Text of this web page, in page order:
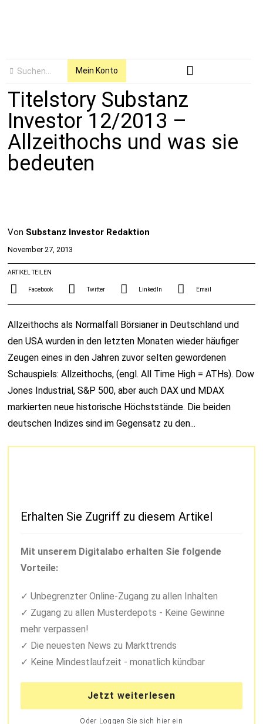
Mein Konto
Titelstory Substanz
Investor 12/2013 –
Allzeithochs und was sie
bedeuten
Von Substanz Investor Redaktion
November 27, 2013
ARTIKEL TEILEN
Facebook Twitter LinkedIn Email
Allzeithochs als Normalfall Börsianer in Deutschland und
den USA wurden in den letzten Monaten wieder häufiger
Zeugen eines in den Jahren zuvor selten gewordenen
Schauspiels: Allzeithochs, (engl. All Time High = ATHs). Dow
Jones Industrial, S&P 500, aber auch DAX und MDAX
markierten neue historische Höchststände. Die beiden
deutschen Indizes sind im Gegensatz zu den...
Erhalten Sie Zugriff zu diesem Artikel
Mit unserem Digitalabo erhalten Sie folgende
Vorteile:
Unbegrenzter Online-Zugang zu allen Inhalten
Zugang zu allen Musterdepots - Keine Gewinne
mehr verpassen!
Die neuesten News zu Markttrends
Keine Mindestlaufzeit - monatlich kündbar
Jetzt weiterlesen
Oder Loggen Sie sich hier ein